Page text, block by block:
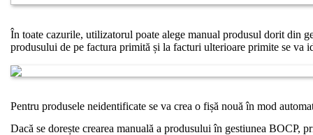
În toate cazurile, utilizatorul poate alege manual produsul dorit din
produsului de pe factura primită și la facturi ulterioare primite se va
Pentru produsele neidentificate se va crea o fișă nouă în mod
Dacă se dorește crearea manuală a produsului în gestiunea BOCP,